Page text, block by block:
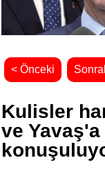
< Önceki
Kulisler
ve